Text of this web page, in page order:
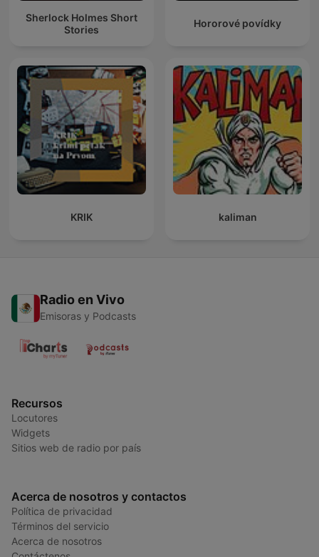
Sherlock Holmes Short
Stories
Hororové povídky
KRIK kaliman
Radio en Vivo
Emisoras y Podcasts
Recursos
Locutores
Widgets
Sitios web de radio por país
Acerca de nosotros y contactos
Política de privacidad
Términos del servicio
Acerca de nosotros